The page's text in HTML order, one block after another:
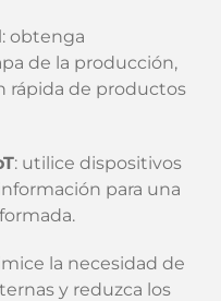
: obtenga
de la producción,
rápida de productos
: utilice dispositivos
para una
la necesidad de
y reduzca los